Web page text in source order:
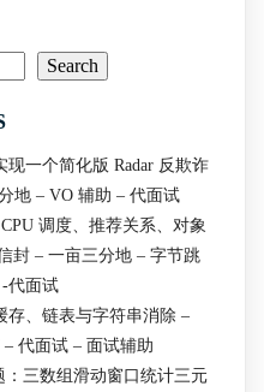
Search
现一个简化版 Radar 反欺诈
地 – VO 辅助 – 代面试
调度、推荐关系、对象
封 – 一亩三分地 – 字节跳
代面试
存、链表与字符串消除 –
代面试 – 面试辅助
：三数组滑动窗口统计三元